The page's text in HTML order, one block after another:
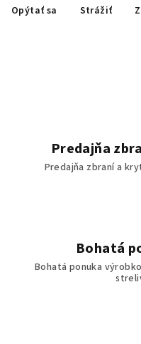
Opýtať sa Strážiť
Predajňa
Predajňa zbraní a
Bohatá
Bohatá ponuka